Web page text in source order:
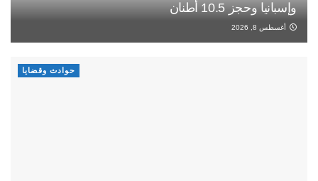
وإسبانيا وحجز 10.5 أطنان
أغسطس 8, 2026
حوادث وقضايا